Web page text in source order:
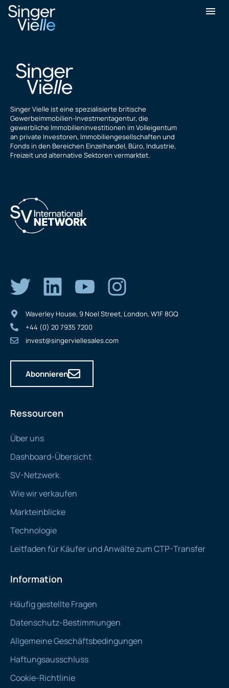
Anthony Sidhu
Singer Vielle ist eine spezialisierte britische
Gewerbeimmobilien-Investmentagentur, die
gewerbliche Immobilieninvestitionen im Volleigentum
an private Investoren, Immobiliengesellschaften und
Fonds in den Bereichen Einzelhandel, Büro, Industrie,
Freizeit und alternative Sektoren vermarktet.
Ressourcen
Über uns
Dashboard-Übersicht
SV-Netzwerk
Wie wir verkaufen
Markteinblicke
Technologie
Leitfaden für Käufer und Anwälte zum CTP-Transfer
Information
Häufig gestellte Fragen
Datenschutz-Bestimmungen
Allgemeine Geschäftsbedingungen
Haftungsausschluss
Cookie-Richtlinie
Waverley House, 9 Noel Street, London, W1F 8GQ
+44 (0) 20 7935 7200
invest@singerviellesales.com
Abonnieren